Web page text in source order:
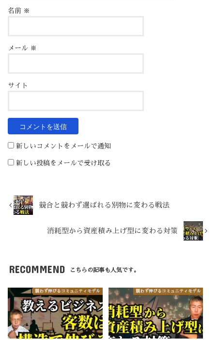
名前 ※
メール ※
サイト
新しいコメントをメールで通知
新しい投稿をメールで受け取る
競合と競わず選ばれる別物に変わる戦法
消耗型から資産積み上げ型に変わる対策
RECOMMEND こちらの記事も人気です。
競わず伸びるコミュニティモデル 競わず伸びるコミュニティモデル